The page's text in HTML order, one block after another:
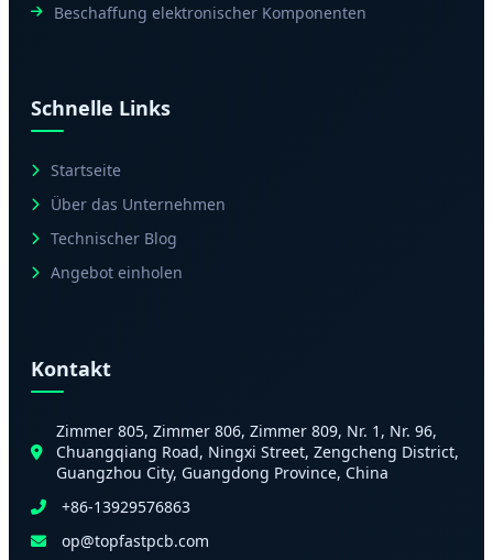
Beschaffung elektronischer Komponenten
Schnelle Links
Startseite
Über das Unternehmen
Technischer Blog
Angebot einholen
Kontakt
Zimmer 805, Zimmer 806, Zimmer 809, Nr. 1, Nr. 96,
Chuangqiang Road, Ningxi Street, Zengcheng District,
Guangzhou City, Guangdong Province, China
+86-13929576863
op@topfastpcb.com